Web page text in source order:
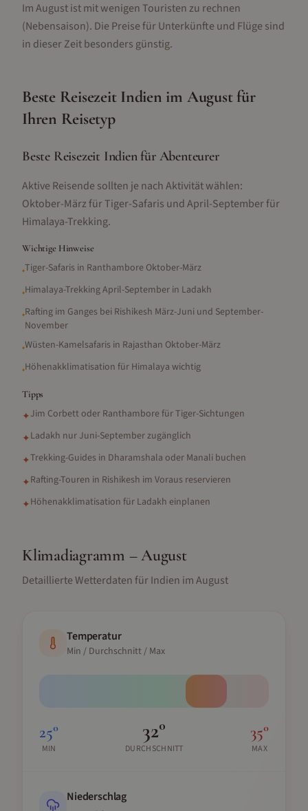
Im August ist mit wenigen Touristen zu rechnen
(Nebensaison). Die Preise für Unterkünfte und Flüge sind
in dieser Zeit besonders günstig.
Beste Reisezeit Indien im Augustfür
Ihren Reisetyp
Beste Reisezeit Indien für Abenteurer
Aktive Reisende sollten je nach Aktivität wählen:
Oktober-März für Tiger-Safaris und April-September für
Himalaya-Trekking.
Wichtige Hinweise
•Tiger-Safaris in Ranthambore Oktober-März
•Himalaya-Trekking April-September in Ladakh
•Rafting im Ganges bei Rishikesh März-Juni und September-
November
•Wüsten-Kamelsafaris in Rajasthan Oktober-März
•Höhenakklimatisation für Himalaya wichtig
Tipps
✦Jim Corbett oder Ranthambore für Tiger-Sichtungen
✦Ladakh nur Juni-September zugänglich
✦Trekking-Guides in Dharamshala oder Manali buchen
✦Rafting-Touren in Rishikesh im Voraus reservieren
✦Höhenakklimatisation für Ladakh einplanen
Klimadiagramm –August
Detaillierte Wetterdaten fürIndien imAugust
Temperatur
Min / Durchschnitt / Max
25°
MIN
32°
DURCHSCHNITT
35°
MAX
Niederschlag